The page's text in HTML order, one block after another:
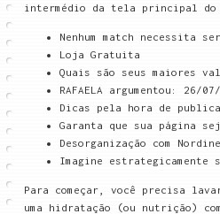
intermédio da tela principal do
Nenhum match necessita
Loja Gratuita
Quais são seus maiores
RAFAELA argumentou: 26/
Dicas pela hora de
Garanta que sua página
Desorganização com
Imagine
Para começar, você precisa
uma hidratação (ou nutrição)